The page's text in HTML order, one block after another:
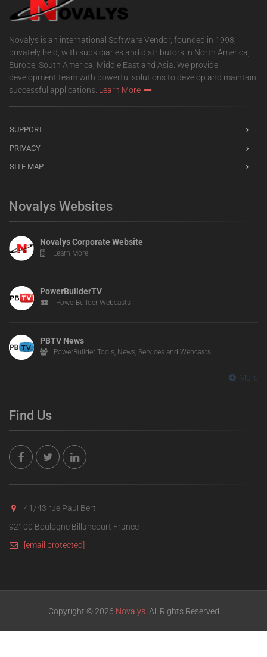
Novalys is an international Software Vendor, founded in 1998,
privately held, with subsidiaries and distributors in North America,
Europe, South America, Middle East and Asia. We provide
development team with powerful solutions to develop and maintain
successful applications. Learn More
SUPPORT
PRIVACY
SITE MAP
Novalys Websites
Novalys Corporate Website
Learn More
PowerBuilderTV
PowerBuilder Webcasts
PBTV News
PowerBuilder Tools, News, Services and Webcasts
More
Find Us
41/43 rue Paul Bert
92100 Boulogne Billancourt France
[email protected]
Copyright © 2026 Novalys. All Rights Reserved